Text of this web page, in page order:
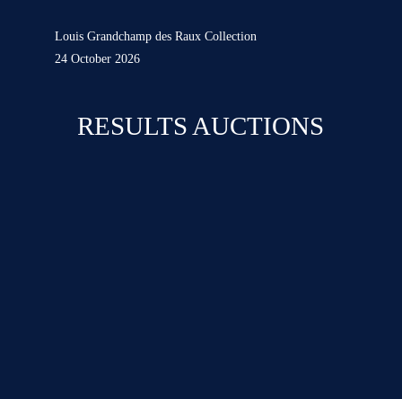
Louis Grandchamp des Raux Collection
24 October 2026
RESULTS AUCTIONS